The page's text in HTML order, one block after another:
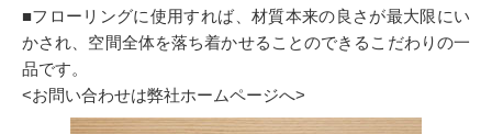
■フローリングに使用すれば、材質本来の良さが最大限にい
かされ、空間全体を落ち着かせることのできるこだわりの一
品です。
<お問い合わせは弊社ホームページへ>